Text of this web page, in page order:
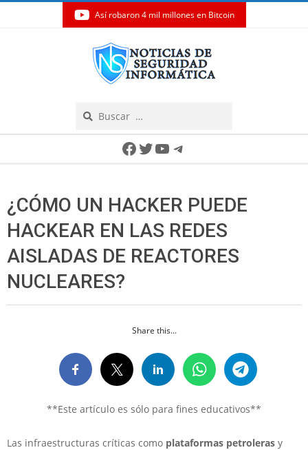
Así robaron 4 mil millones en Bitcoin
Facebook
Twitter
YouTube
Telegram
¿CÓMO UN HACKER PUEDE
HACKEAR EN LAS REDES
AISLADAS DE REACTORES
NUCLEARES?
Share this...
**Este artículo es sólo para fines educativos**
Las infraestructuras críticas como plataformas petroleras y